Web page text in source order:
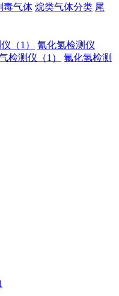
毒气体 烷类气体分类 尾
（1）
氰化氢检测仪
检测仪（1）
氟化氢检测